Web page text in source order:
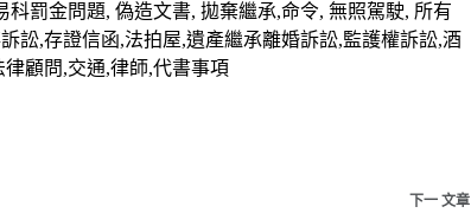
罰金問題, 偽造文書, 拋棄繼承,命令, 無照駕駛, 所有
訟,存證信函,法拍屋,遺產繼承離婚訴訟,監護權訴訟,酒
顧問,交通,律師,代書事項
下一 文章